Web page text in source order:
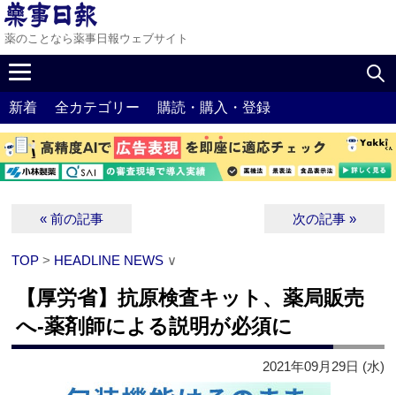
薬のことなら薬事日報ウェブサイト
新着 全カテゴリー 購読・購入・登録
« 前の記事 次の記事 »
TOP > HEADLINE NEWS ∨
【厚労省】抗原検査キット、薬局販売
へ‐薬剤師による説明が必須に
2021年09月29日 (水)